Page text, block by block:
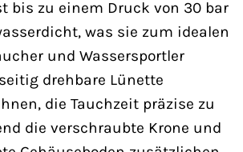
bis zu einem Druck von 30 bar
was sie zum idealen
und Wassersportler
drehbare Lünette
die Tauchzeit präzise zu
die verschraubte Krone und